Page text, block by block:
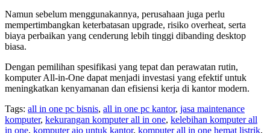
Namun sebelum menggunakannya, perusahaan juga perlu
mempertimbangkan keterbatasan upgrade, risiko overheat, serta
biaya perbaikan yang cenderung lebih tinggi dibanding desktop
biasa.
Dengan pemilihan spesifikasi yang tepat dan perawatan rutin,
komputer All-in-One dapat menjadi investasi yang efektif untuk
meningkatkan kenyamanan dan efisiensi kerja di kantor modern.
Tags: all in one pc bisnis, all in one pc kantor, jasa maintenance
komputer, kekurangan komputer all in one, kelebihan komputer all
in one, komputer aio untuk kantor, komputer all in one hemat listrik,